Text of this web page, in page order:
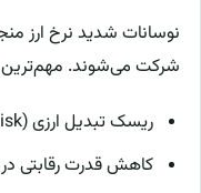
نوسانات شدید نرخ ارز
شرکت می‌شوند. مهم‌ترین
ریسک تبدیل ارزی (Currency Conversion Risk)
کاهش قدرت رقابتی